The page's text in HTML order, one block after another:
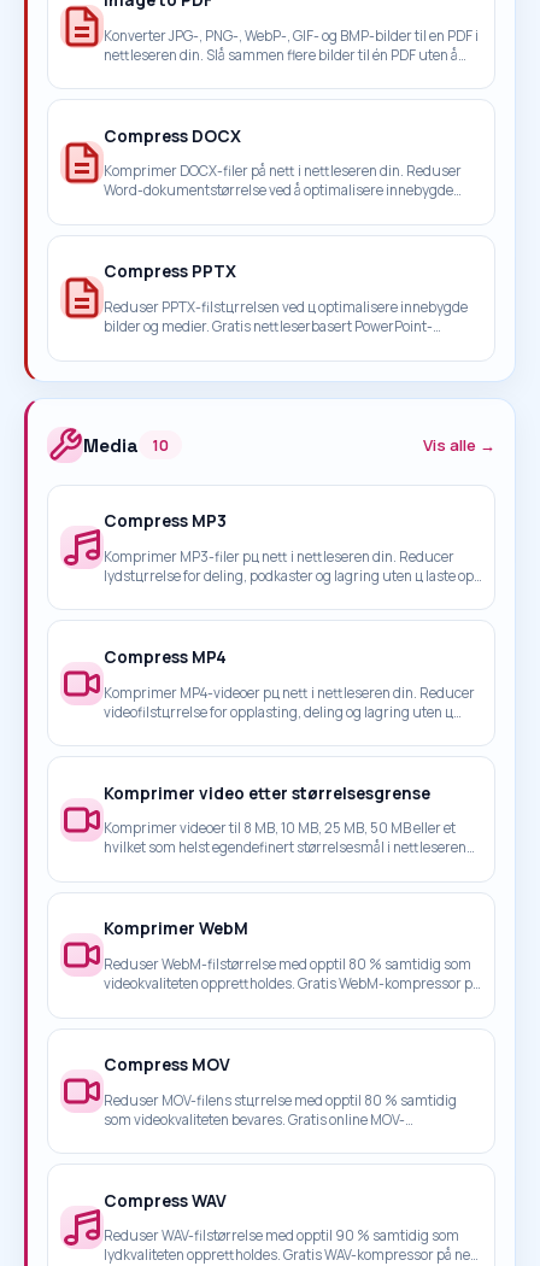
Konverter JPG-, PNG-, WebP-, GIF- og BMP-bilder til en PDF i
nettleseren din. Slå sammen flere bilder til én PDF uten å
Compress DOCX
Komprimer DOCX-filer på nett i nettleseren din. Reduser
Word-dokumentstørrelse ved å optimalisere innebygde
Compress PPTX
Reduser PPTX-filstцrrelsen ved ц optimalisere innebygde
bilder og medier. Gratis nettleserbasert PowerPoint-
Media 10 Vis alle →
Compress MP3
Komprimer MP3-filer pц nett i nettleseren din. Reducer
lydstцrrelse for deling, podkaster og lagring uten ц laste opp
Compress MP4
Komprimer MP4-videoer pц nett i nettleseren din. Reducer
videofilstцrrelse for opplasting, deling og lagring uten ц
Komprimer video etter størrelsesgrense
Komprimer videoer til 8 MB, 10 MB, 25 MB, 50 MB eller et
hvilket som helst egendefinert størrelsesmål i nettleseren
Komprimer WebM
Reduser WebM-filstørrelse med opptil 80 % samtidig som
videokvaliteten opprettholdes. Gratis WebM-kompressor på
Compress MOV
Reduser MOV-filens stцrrelse med opptil 80 % samtidig
som videokvaliteten bevares. Gratis online MOV-
nцdvendig.
Compress WAV
Reduser WAV-filstørrelse med opptil 90 % samtidig som
lydkvaliteten opprettholdes. Gratis WAV-kompressor på nett